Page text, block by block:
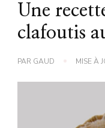
Une
clafoutis
PAR GAUD MISE À